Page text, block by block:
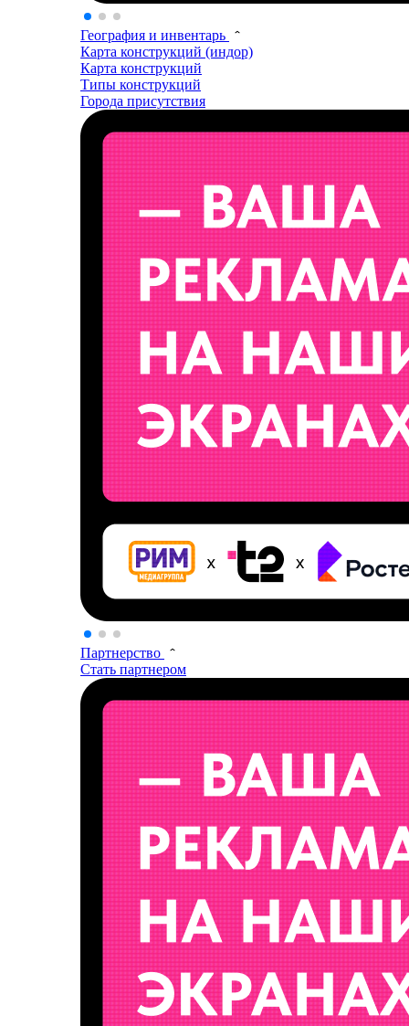
География и инвентарь
Карта конструкций (индор)
Карта конструкций
Типы конструкций
Города присутствия
Партнерство
Стать партнером